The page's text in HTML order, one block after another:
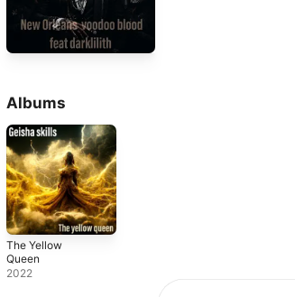
Albums
The Yellow
Queen
2022